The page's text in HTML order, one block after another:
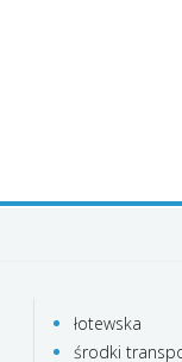
łotewska
środki